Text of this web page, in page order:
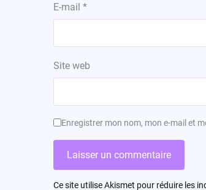
E-mail *
Site web
Enregistrer mon nom, mon e-mail et
Ce site utilise Akismet pour réduire les